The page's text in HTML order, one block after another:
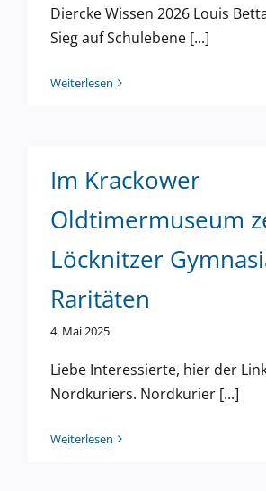
Diercke Wissen 2026 Louis
Sieg auf Schulebene [...]
Weiterlesen
Im Krackower
Oldtimermuseum
Löcknitzer
Raritäten
4. Mai 2025
Liebe Interessierte, hier der
Nordkuriers. Nordkurier [...]
Weiterlesen